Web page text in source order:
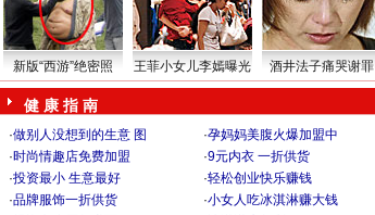
新版“西游”绝密照 王菲小女儿李嫣曝光 酒井法子痛哭谢罪
健 康 指 南
·做别人没想到的生意 图 ·孕妈妈美腹火爆加盟中
·时尚情趣店免费加盟 ·9元内衣 一折供货
·投资最小 生意最好 ·轻松创业快乐赚钱
·品牌服饰一折供货 ·小女人吃冰淇淋赚大钱